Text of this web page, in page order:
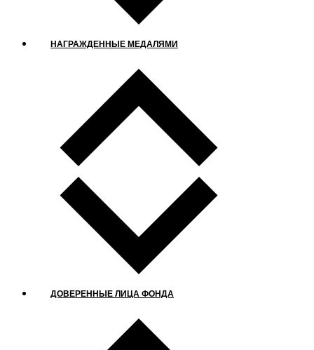
НАГРАЖДЕННЫЕ МЕДАЛЯМИ
ДОВЕРЕННЫЕ ЛИЦА ФОНДА